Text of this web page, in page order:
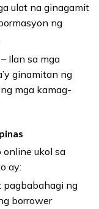
ulat na ginagamit
ng
Ilan sa mga
ginamitan ng
mga kamag-
online ukol sa
ay:
pagbabahagi ng
borrower